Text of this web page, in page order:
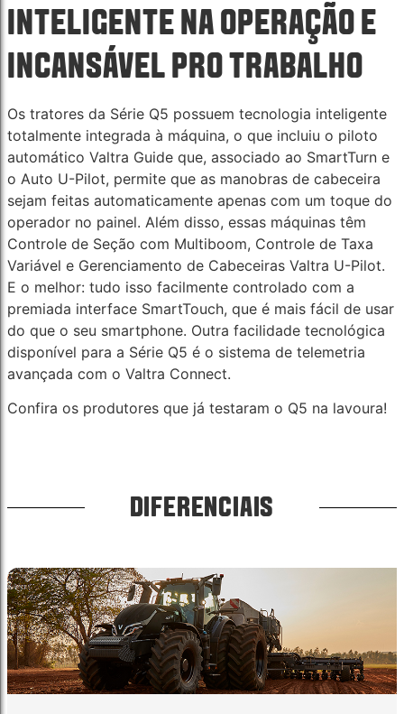
INTELIGENTE NA OPERAÇÃO E
INCANSÁVEL PRO TRABALHO
Os tratores da Série Q5 possuem tecnologia inteligente
totalmente integrada à máquina, o que incluiu o piloto
automático Valtra Guide que, associado ao SmartTurn e
o Auto U-Pilot, permite que as manobras de cabeceira
sejam feitas automaticamente apenas com um toque do
operador no painel. Além disso, essas máquinas têm
Controle de Seção com Multiboom, Controle de Taxa
Variável e Gerenciamento de Cabeceiras Valtra U-Pilot.
E o melhor: tudo isso facilmente controlado com a
premiada interface SmartTouch, que é mais fácil de usar
do que o seu smartphone. Outra facilidade tecnológica
disponível para a Série Q5 é o sistema de telemetria
avançada com o Valtra Connect.
Confira os produtores que já testaram o Q5 na lavoura!
DIFERENCIAIS